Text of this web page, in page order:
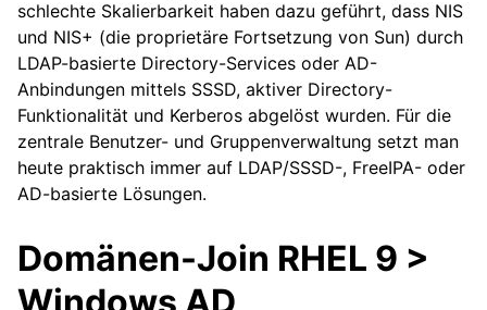
schlechte Skalierbarkeit haben dazu geführt, dass NIS
und NIS+ (die proprietäre Fortsetzung von Sun) durch
LDAP-basierte Directory-Services oder AD-
Anbindungen mittels SSSD, aktiver Directory-
Funktionalität und Kerberos abgelöst wurden. Für die
zentrale Benutzer- und Gruppenverwaltung setzt man
heute praktisch immer auf LDAP/SSSD-, FreeIPA- oder
AD-basierte Lösungen.
Domänen-Join RHEL 9 >